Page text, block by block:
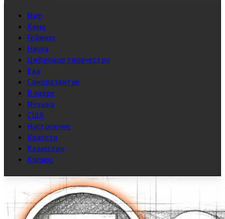
Мир
Кино
Гейминг
Наука
Цифровое творчество
Еда
Саморазвитие
В кадре
Музыка
США
Настроение
Красота
Казахстан
Космос